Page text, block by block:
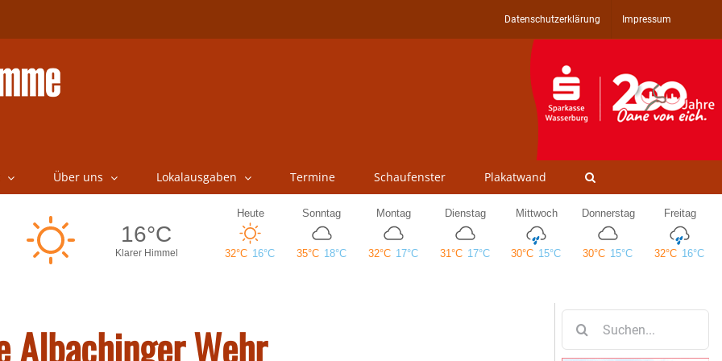
Datenschutzerklärung Impressum
Über uns Lokalausgaben Termine Schaufenster Plakatwand
Albachinger Wehr
nach: